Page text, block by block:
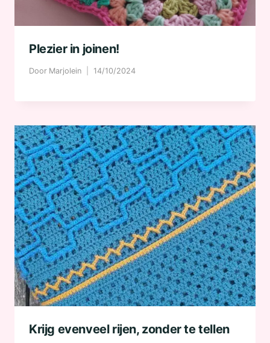
Plezier in joinen!
Door Marjolein 14/10/2024
Krijg evenveel rijen, zonder te tellen